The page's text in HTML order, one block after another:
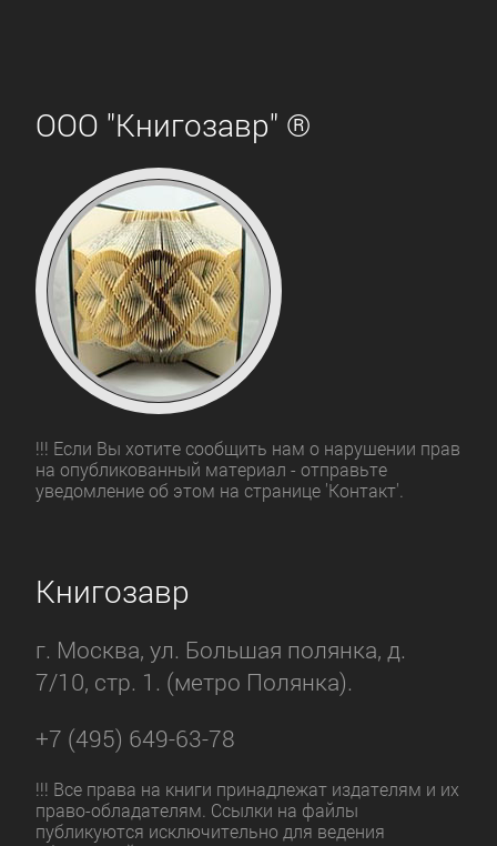
ООО "Книгозавр" ®
!!! Если Вы хотите сообщить нам о нарушении прав
на опубликованный материал - отправьте
уведомление об этом на странице 'Контакт'.
Книгозавр
г. Москва, ул. Большая полянка, д.
7/10, стр. 1. (метро Полянка).
+7 (495) 649-63-78
!!! Все права на книги принадлежат издателям и их
право-обладателям. Ссылки на файлы
публикуются исключительно для ведения